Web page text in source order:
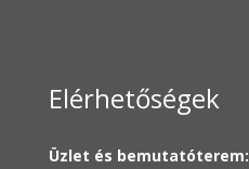
Elérhetőségek
Üzlet és bemutatóterem: